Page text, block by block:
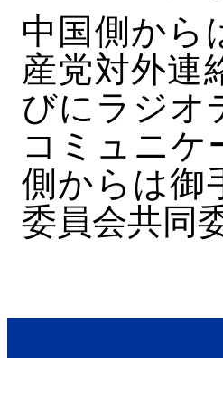
中国側から
産党対外連
びにラジオ
コミュニケ
側からは御
委員会共同